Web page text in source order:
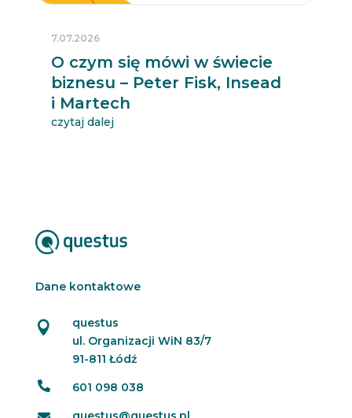
O czym się mówi w świecie
biznesu – Peter Fisk, Insead
i Martech
7.07.2026
czytaj dalej
Dane kontaktowe

questus
ul. Organizacji WiN 83/7
91-811 Łódź
 601 098 038